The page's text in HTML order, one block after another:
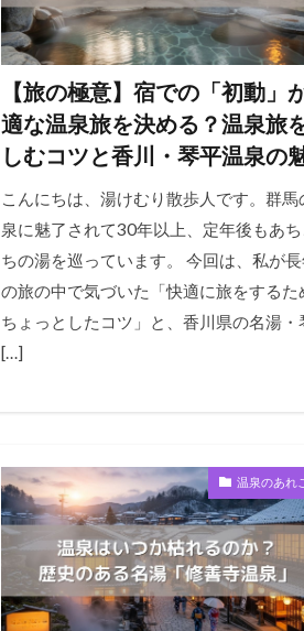
【旅の極意】宿での「初動」
適な温泉旅を決める？温泉旅
しむコツと香川・琴平温泉の
こんにちは、湯けむり散歩人です。群馬
泉に魅了されて30年以上、定年後もあち
ちの湯を巡っています。 今回は、私が
の旅の中で気づいた「快適に旅をするた
ちょっとしたコツ」と、香川県の名湯・
[…]
温泉のあれ